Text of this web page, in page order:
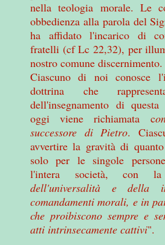
nella teologia morale. Le
obbedienza alla parola del
ha affidato l'incarico di
fratelli (cf Lc 22,32), per
nostro comune discernimento.
Ciascuno di noi conosce
dottrina che
dell'insegnamento di
oggi viene richiamata c
successore di Pietro.
avvertire la gravità di
solo per le singole
l'intera società, con la
dell'universalità e della
comandamenti morali, e in
che proibiscono sempre e
atti intrinsecamente cattivi".